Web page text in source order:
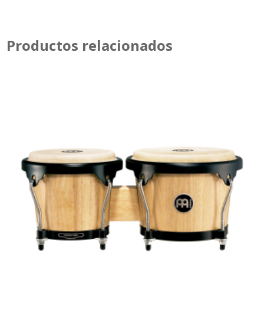
Productos relacionados